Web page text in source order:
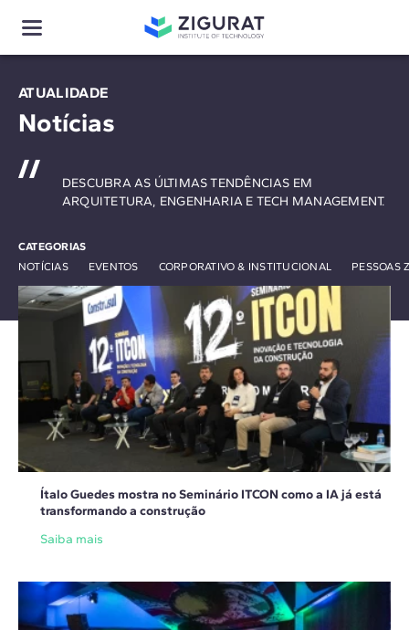
ATUALIDADE
Notícias
CATEGORIAS
NOTÍCIAS
EVENTOS CORPORATIVO & INSTITUCIONAL PESSOAS
DESCUBRA AS ÚLTIMAS TENDÊNCIAS EM
ARQUITETURA, ENGENHARIA E TECH MANAGEMENT.
Ítalo Guedes mostra no Seminário ITCON como a IA já está
transformando a construção
Saiba mais